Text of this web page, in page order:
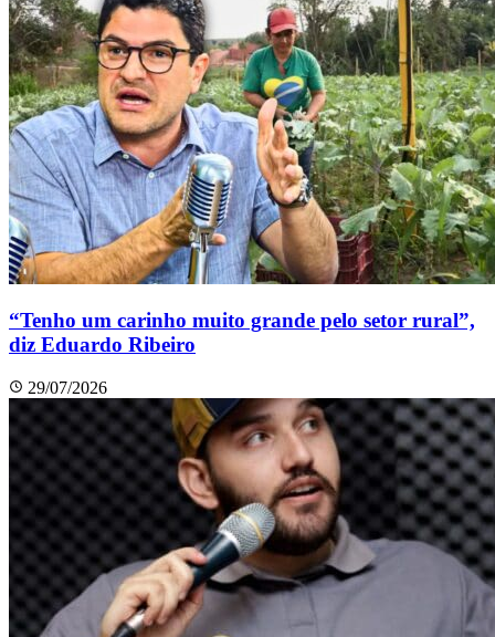
“Tenho um carinho muito grande pelo setor rural”,
diz Eduardo Ribeiro
29/07/2026